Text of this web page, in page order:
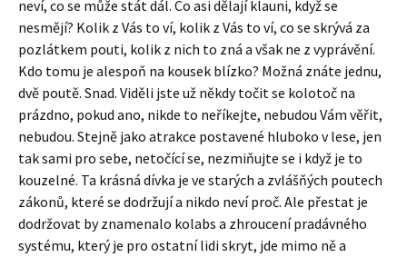
neví, co se může stát dál. Co asi dělají klauni, když se
nesmějí? Kolik z Vás to ví, kolik z Vás to ví, co se skrývá za
pozlátkem pouti, kolik z nich to zná a však ne z vyprávění.
Kdo tomu je alespoň na kousek blízko? Možná znáte jednu,
dvě poutě. Snad. Viděli jste už někdy točit se kolotoč na
prázdno, pokud ano, nikde to neříkejte, nebudou Vám věřit,
nebudou. Stejně jako atrakce postavené hluboko v lese, jen
tak sami pro sebe, netočící se, nezmiňujte se i když je to
kouzelné. Ta krásná dívka je ve starých a zvlášňých poutech
zákonů, které se dodržují a nikdo neví proč. Ale přestat je
dodržovat by znamenalo kolabs a zhroucení pradávného
systému, který je pro ostatní lidi skryt, jde mimo ně a